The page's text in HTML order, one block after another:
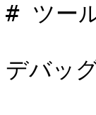
# ツー
デバッ